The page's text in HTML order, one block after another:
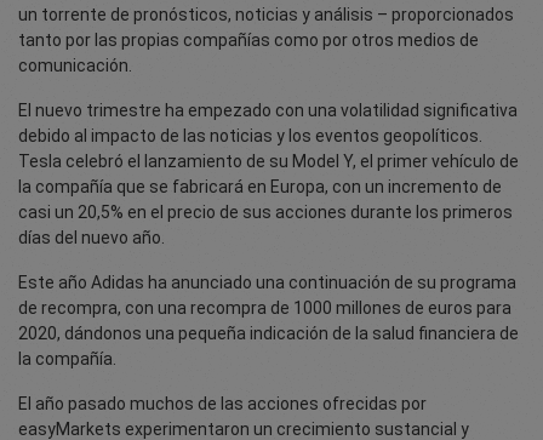
un torrente de pronósticos, noticias y análisis – proporcionados
tanto por las propias compañías como por otros medios de
comunicación.
El nuevo trimestre ha empezado con una volatilidad significativa
debido al impacto de las noticias y los eventos geopolíticos.
Tesla celebró el lanzamiento de su Model Y, el primer vehículo de
la compañía que se fabricará en Europa, con un incremento de
casi un 20,5% en el precio de sus acciones durante los primeros
días del nuevo año.
Este año Adidas ha anunciado una continuación de su programa
de recompra, con una recompra de 1000 millones de euros para
2020, dándonos una pequeña indicación de la salud financiera de
la compañía.
El año pasado muchos de las acciones ofrecidas por
easyMarkets experimentaron un crecimiento sustancial y